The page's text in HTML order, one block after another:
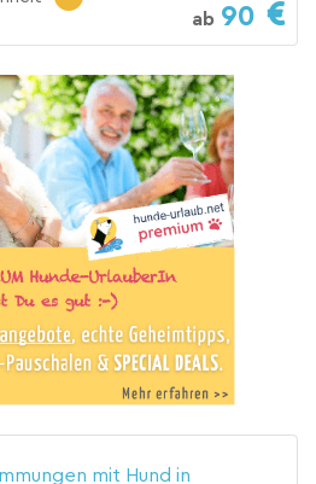
ab 90
mit Hund in